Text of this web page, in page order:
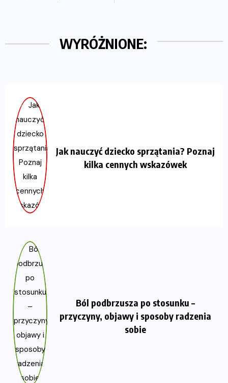
WYRÓŻNIONE:
Jak nauczyć dziecko sprzątania? Poznaj
kilka cennych wskazówek
Ból podbrzusza po stosunku –
przyczyny, objawy i sposoby radzenia
sobie